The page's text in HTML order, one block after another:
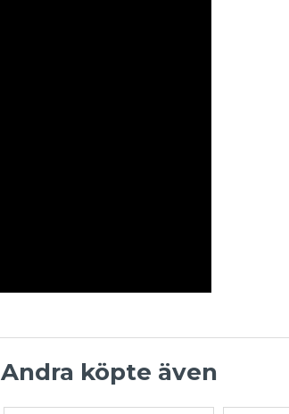
Andra köpte även